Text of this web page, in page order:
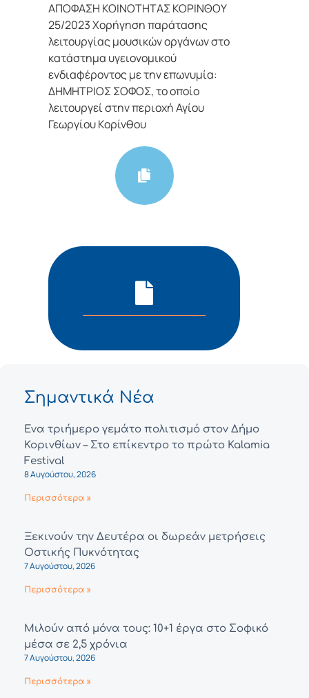
ΑΠΟΦΑΣΗ ΚΟΙΝΟΤΗΤΑΣ ΚΟΡΙΝΘΟΥ
25/2023 Χορήγηση παράτασης
λειτουργίας μουσικών οργάνων στο
κατάστημα υγειονομικού
ενδιαφέροντος με την επωνυμία:
ΔΗΜΗΤΡΙΟΣ ΣΟΦΟΣ, το οποίο
λειτουργεί στην περιοχή Αγίου
Γεωργίου Κορίνθου
Σημαντικά Νέα
Ένα τριήμερο γεμάτο πολιτισμό στον Δήμο
Κορινθίων – Στο επίκεντρο το πρώτο Kalamia
Festival
8 Αυγούστου, 2026
Περισσότερα »
Ξεκινούν την Δευτέρα οι δωρεάν μετρήσεις
Οστικής Πυκνότητας
7 Αυγούστου, 2026
Περισσότερα »
Μιλούν από μόνα τους: 10+1 έργα στο Σοφικό
μέσα σε 2,5 χρόνια
7 Αυγούστου, 2026
Περισσότερα »